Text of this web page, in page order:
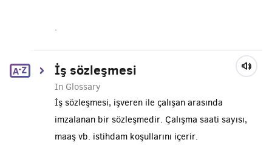
.
İş sözleşmesi
In Glossary
İş sözleşmesi, işveren ile çalışan arasında
imzalanan bir sözleşmedir. Çalışma saati sayısı,
maaş vb. istihdam koşullarını içerir.